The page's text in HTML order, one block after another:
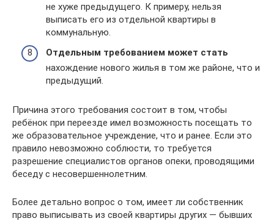
не хуже предыдущего. К примеру, нельзя
выписать его из отдельной квартиры в
коммунальную.
Отдельным требованием может стать
нахождение нового жилья в том же районе, что и
предыдущий.
Причина этого требования состоит в том, чтобы
ребёнок при переезде имел возможность посещать то
же образовательное учреждение, что и ранее. Если это
правило невозможно соблюсти, то требуется
разрешение специалистов органов опеки, проводящими
беседу с несовершеннолетним.
Более детально вопрос о том, имеет ли собственник
право выписывать из своей квартиры других — бывших